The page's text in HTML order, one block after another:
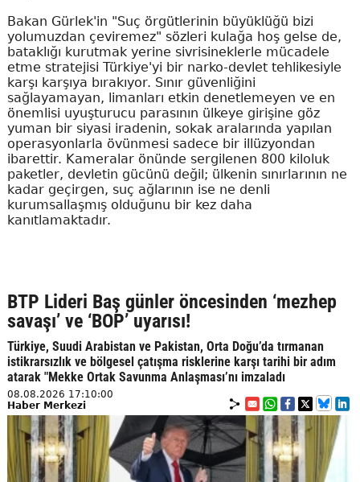
Bakan Gürlek'in "Suç örgütlerinin büyüklüğü bizi
yolumuzdan çeviremez" sözleri kulağa hoş gelse de,
bataklığı kurutmak yerine sivrisineklerle mücadele
etme stratejisi Türkiye'yi bir narko-devlet tehlikesiyle
karşı karşıya bırakıyor. Sınır güvenliğini
sağlayamayan, limanları etkin denetlemeyen ve en
önemlisi uyuşturucu parasının ülkeye girişine göz
yuman bir siyasi iradenin, sokak aralarında yapılan
operasyonlarla övünmesi sadece bir illüzyondan
ibarettir. Kameralar önünde sergilenen 800 kiloluk
paketler, devletin gücünü değil; ülkenin sınırlarının ne
kadar geçirgen, suç ağlarının ise ne denli
kurumsallaşmış olduğunu bir kez daha
kanıtlamaktadır.
BTP Lideri Baş günler öncesinden ‘mezhep
savaşı’ ve ‘BOP’ uyarısı!
Türkiye, Suudi Arabistan ve Pakistan, Orta Doğu’da tırmanan
istikrarsızlık ve bölgesel çatışma risklerine karşı tarihi bir adım
atarak "Mekke Ortak Savunma Anlaşması’nı imzaladı
08.08.2026 17:10:00
Haber Merkezi